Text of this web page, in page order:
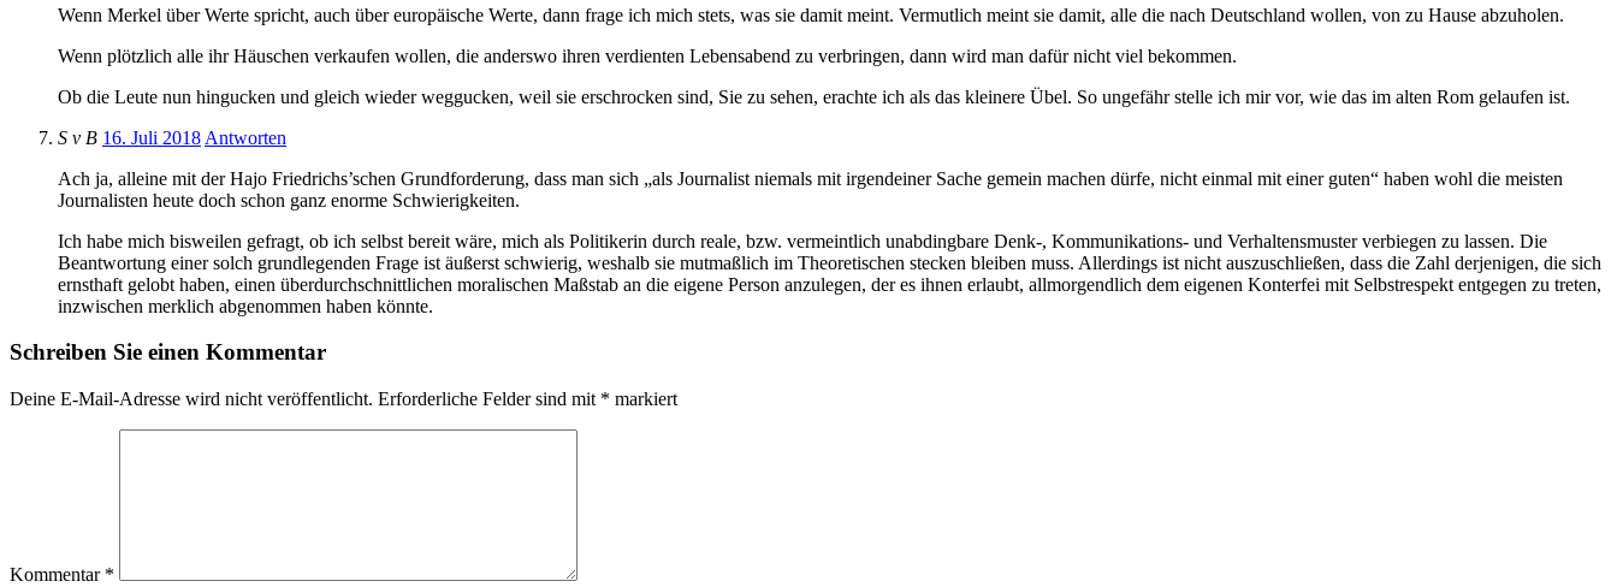
Wenn Merkel über Werte spricht, auch über europäische Werte, dann frage ich mich stets, was sie damit meint. Vermutlich meint sie damit, alle die nach Deutschland wollen, von zu Hause abzuholen.
Wenn plötzlich alle ihr Häuschen verkaufen wollen, die anderswo ihren verdienten Lebensabend zu verbringen, dann wird man dafür nicht viel bekommen.
Ob die Leute nun hingucken und gleich wieder weggucken, weil sie erschrocken sind, Sie zu sehen, erachte ich als das kleinere Übel. So ungefähr stelle ich mir vor, wie das im alten Rom gelaufen ist.
S v B 16. Juli 2018 Antworten
Ach ja, alleine mit der Hajo Friedrichs’schen Grundforderung, dass man sich „als Journalist niemals mit irgendeiner Sache gemein machen dürfe, nicht einmal mit einer guten“ haben wohl die meisten
Journalisten heute doch schon ganz enorme Schwierigkeiten.
Ich habe mich bisweilen gefragt, ob ich selbst bereit wäre, mich als Politikerin durch reale, bzw. vermeintlich unabdingbare Denk-, Kommunikations- und Verhaltensmuster verbiegen zu lassen. Die
Beantwortung einer solch grundlegenden Frage ist äußerst schwierig, weshalb sie mutmaßlich im Theoretischen stecken bleiben muss. Allerdings ist nicht auszuschließen, dass die Zahl derjenigen, die sich
ernsthaft gelobt haben, einen überdurchschnittlichen moralischen Maßstab an die eigene Person anzulegen, der es ihnen erlaubt, allmorgendlich dem eigenen Konterfei mit Selbstrespekt entgegen zu treten,
inzwischen merklich abgenommen haben könnte.
Schreiben Sie einen Kommentar
Deine E-Mail-Adresse wird nicht veröffentlicht. Erforderliche Felder sind mit * markiert
Kommentar *